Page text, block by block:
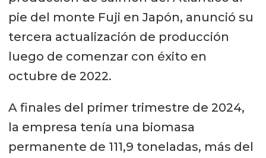
pie del monte Fuji en Japón, anunció su
tercera actualización de producción
luego de comenzar con éxito en
octubre de 2022.
A finales del primer trimestre de 2024,
la empresa tenía una biomasa
permanente de 111,9 toneladas, más del